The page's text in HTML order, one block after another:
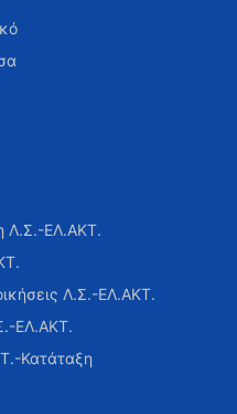
Λ.Σ.-ΕΛ.ΑΚΤ.
Λ.Σ.-ΕΛ.ΑΚΤ.
ΕΛ.ΑΚΤ.
Κατάταξη